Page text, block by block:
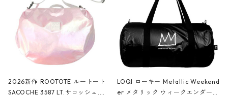
2026新作 ROOTOTE ルートート
SACOCHE 3587 LT.サコッシュ.ル
LOQI ローキー Metallic Weekend
er メタリック ウィークエンダー